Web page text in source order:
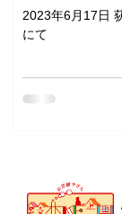
2023年6月17日
にて